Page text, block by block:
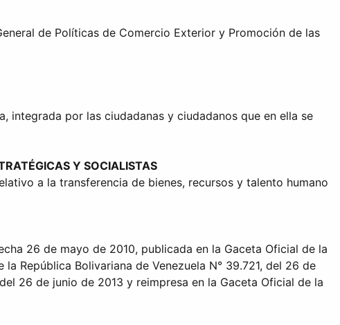
de Políticas de Comercio Exterior y Promoción de las
integrada por las ciudadanas y ciudadanos que en ella se
Y SOCIALISTAS
a la transferencia de bienes, recursos y talento humano
26 de mayo de 2010, publicada en la Gaceta Oficial de la
República Bolivariana de Venezuela N° 39.721, del 26 de
26 de junio de 2013 y reimpresa en la Gaceta Oficial de la